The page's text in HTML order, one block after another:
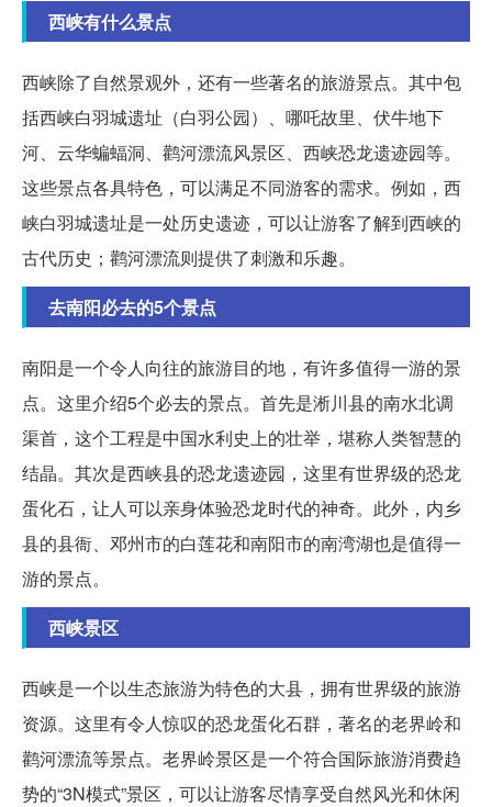
西峡有什么景点
西峡除了自然景观外，还有一些著名的旅游景点。其中包
括西峡白羽城遗址（白羽公园）、哪吒故里、伏牛地下
河、云华蝙蝠洞、鹳河漂流风景区、西峡恐龙遗迹园等。
这些景点各具特色，可以满足不同游客的需求。例如，西
峡白羽城遗址是一处历史遗迹，可以让游客了解到西峡的
古代历史；鹳河漂流则提供了刺激和乐趣。
去南阳必去的5个景点
南阳是一个令人向往的旅游目的地，有许多值得一游的景
点。这里介绍5个必去的景点。首先是淅川县的南水北调
渠首，这个工程是中国水利史上的壮举，堪称人类智慧的
结晶。其次是西峡县的恐龙遗迹园，这里有世界级的恐龙
蛋化石，让人可以亲身体验恐龙时代的神奇。此外，内乡
县的县衙、邓州市的白莲花和南阳市的南湾湖也是值得一
游的景点。
西峡景区
西峡是一个以生态旅游为特色的大县，拥有世界级的旅游
资源。这里有令人惊叹的恐龙蛋化石群，著名的老界岭和
鹳河漂流等景点。老界岭景区是一个符合国际旅游消费趋
势的“3N模式”景区，可以让游客尽情享受自然风光和休闲